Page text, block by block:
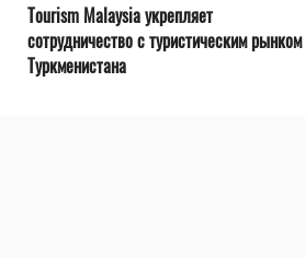
Tourism Malaysia укрепляет
сотрудничество с туристическим рынком
Туркменистана